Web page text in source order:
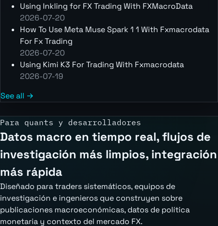
Using Inkling for FX Trading With FXMacroData
2026-07-20
How To Use Meta Muse Spark 1 1 With Fxmacrodata
For Fx Trading
2026-07-20
Using Kimi K3 For Trading With Fxmacrodata
2026-07-19
See all →
Para quants y desarrolladores
Datos macro en tiempo real, flujos de
investigación más limpios, integración
más rápida
Diseñado para traders sistemáticos, equipos de
investigación e ingenieros que construyen sobre
publicaciones macroeconómicas, datos de política
monetaria y contexto del mercado FX.